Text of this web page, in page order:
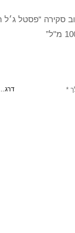
סקירה “פסטל ג׳ל
*